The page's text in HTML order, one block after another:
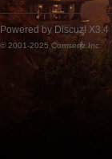
Powered by Discuz! X3.4
© 2001-2025 Comsenz Inc.